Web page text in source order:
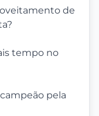
de
tempo no
pela